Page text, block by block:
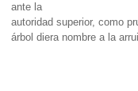
ante la
autoridad superior, como
árbol diera nombre a la